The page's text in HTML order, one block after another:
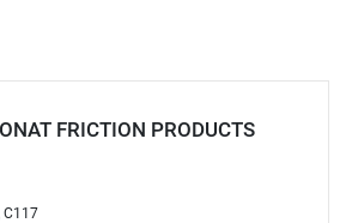
FRICTION PRODUCTS
C117